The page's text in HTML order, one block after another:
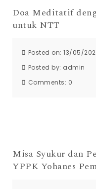
Doa Meditatif
untuk NTT
Posted on: 13/05/
Posted by: admin
Comments: 0
Misa Syukur dan
YPPK Yohanes